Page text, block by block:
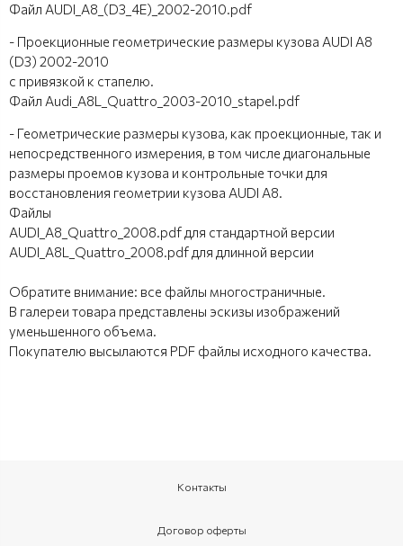
Файл AUDI_A8_(D3_4E)_2002-2010.pdf
- Проекционные геометрические размеры кузова AUDI A8
(D3) 2002-2010
с привязкой к стапелю.
Файл Audi_A8L_Quattro_2003-2010_stapel.pdf
- Геометрические размеры кузова, как проекционные, так и
непосредственного измерения, в том числе диагональные
размеры проемов кузова и контрольные точки для
восстановления геометрии кузова AUDI A8.
Файлы
AUDI_A8_Quattro_2008.pdf для стандартной версии
AUDI_A8L_Quattro_2008.pdf для длинной версии
Обратите внимание: все файлы многостраничные.
В галереи товара представлены эскизы изображений
уменьшенного объема.
Покупателю высылаются PDF файлы исходного качества.
Контакты
Договор оферты